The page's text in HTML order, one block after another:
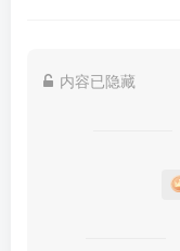
内容已隐藏